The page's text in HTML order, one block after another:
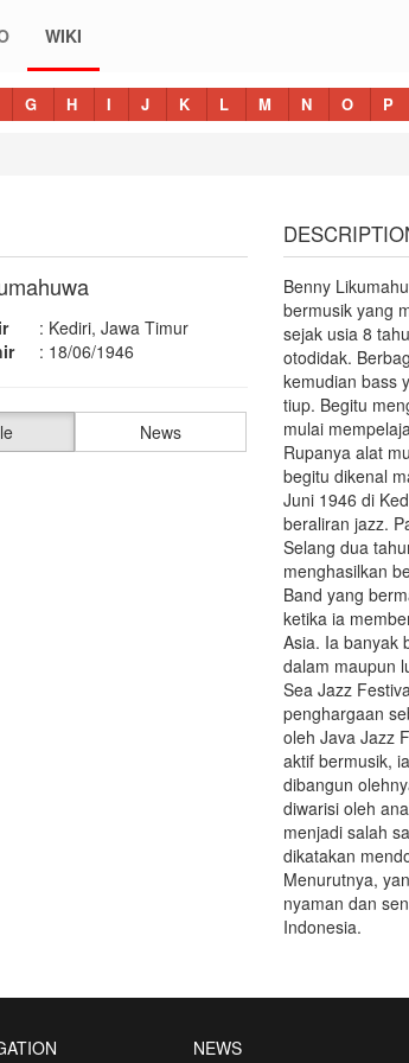
WIKI
G H I J K L M N O P
: Kediri, Jawa Timur
: 18/06/1946
News
Benny
bermusik yang
sejak usia 8
otodidak.
kemudian bass
tiup. Begitu
mulai
Rupanya alat
begitu dikenal
Juni 1946 di
beraliran jazz.
Selang dua
menghasilkan
Band yang
ketika ia
Asia. Ia banyak
dalam maupun
Sea Jazz
penghargaan
oleh Java Jazz
aktif bermusik,
dibangun
diwarisi oleh
menjadi salah
dikatakan
Menurutnya,
nyaman dan
Indonesia.
NEWS